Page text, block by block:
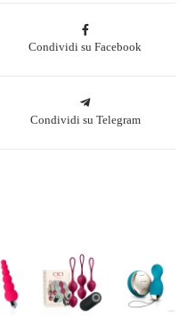
Condividi su Facebook
Condividi su Telegram